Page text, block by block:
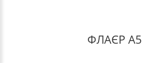
ФЛАЄР A5